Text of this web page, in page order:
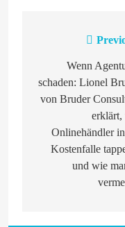
Wenn
schaden: Lionel
von Bruder
erklärt,
Onlinehändler
Kostenfalle
und wie